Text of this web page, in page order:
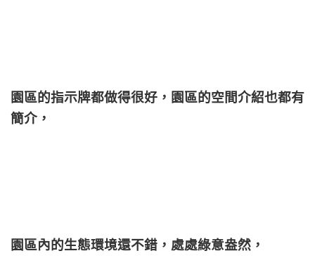
園區的指示牌都做得很好，園區的空間介紹也都有
簡介，
園區內的生態環境還不錯，處處綠意盎然，